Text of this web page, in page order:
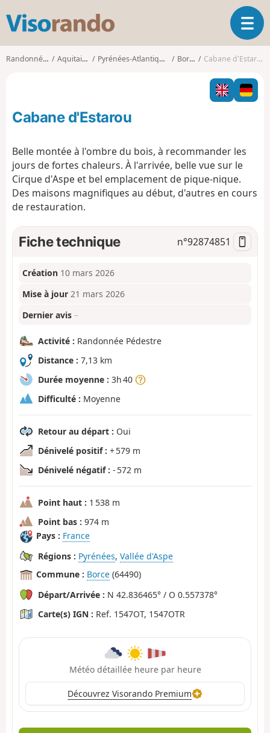
s
o
o
O
u
v
i
r
l
a
o
Randonnées Aquitaine Pyrénées-Atlantiques Borce Cabane d'Estarou
Cabane d'Estarou
Belle montée à l'ombre du bois, à recommander les
jours de fortes chaleurs. À l'arrivée, belle vue sur le
Cirque d'Aspe et bel emplacement de pique-nique.
Des maisons magnifiques au début, d'autres en cours
de restauration.
Fiche technique n°92874851
Création 10 mars 2026
Mise à jour 21 mars 2026
Dernier avis –
Activité : Randonnée Pédestre
Distance : 7,13 km
Durée moyenne : 3h 40
Difficulté : Moyenne
Retour au départ : Oui
Dénivelé positif : + 579 m
Dénivelé négatif : - 572 m
Point haut : 1 538 m
Point bas : 974 m
Pays : France
Régions : Pyrénées, Vallée d'Aspe
Commune : Borce (64490)
Départ/Arrivée : N 42.836465° / O 0.557378°
Carte(s) IGN : Ref. 1547OT, 1547OTR
Météo détaillée heure par heure
Découvrez Visorando Premium